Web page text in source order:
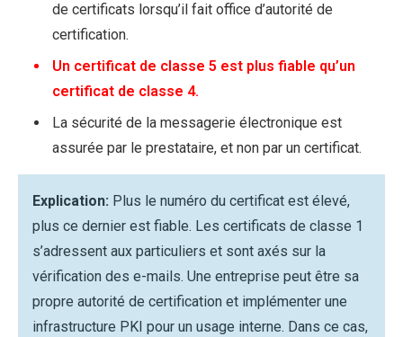
de certificats lorsqu’il fait office d’autorité de
certification.
Un certificat de classe 5 est plus fiable qu’un
certificat de classe 4.
La sécurité de la messagerie électronique est
assurée par le prestataire, et non par un certificat.
Explication: Plus le numéro du certificat est élevé,
plus ce dernier est fiable. Les certificats de classe 1
s’adressent aux particuliers et sont axés sur la
vérification des e-mails. Une entreprise peut être sa
propre autorité de certification et implémenter une
infrastructure PKI pour un usage interne. Dans ce cas,